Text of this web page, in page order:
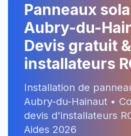
Panneaux
Aubry-du-
Devis gratuit &
installateurs
Installation de
Aubry-du-Hainaut •
devis d'installateurs
Aides 2026